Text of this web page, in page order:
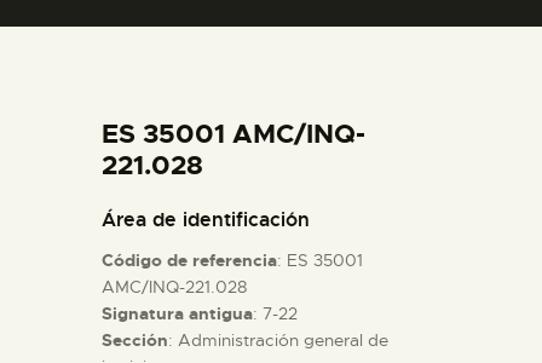
COLECCIONES
ESPAÑOL
PREPARAR LA VISITA
ES 35001 AMC/INQ-
221.028
Área de identificación
Código de referencia: ES 35001
AMC/INQ-221.028
Signatura antigua: 7-22
Sección: Administración general de